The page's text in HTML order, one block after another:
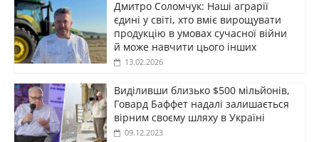
Дмитро Соломчук: Наші аграрії
єдині у світі, хто вміє вирощувати
продукцію в умовах сучасної війни
й може навчити цього інших
13.02.2026
Виділивши близько $500 мільйонів,
Говард Баффет надалі залишається
вірним своєму шляху в Україні
09.12.2023